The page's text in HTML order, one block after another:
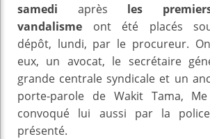
samedi après les
vandalisme ont été placés
dépôt, lundi, par le procureur.
eux, un avocat, le secrétaire
grande centrale syndicale et un
porte-parole de Wakit Tama,
convoqué lui aussi par la
présenté.